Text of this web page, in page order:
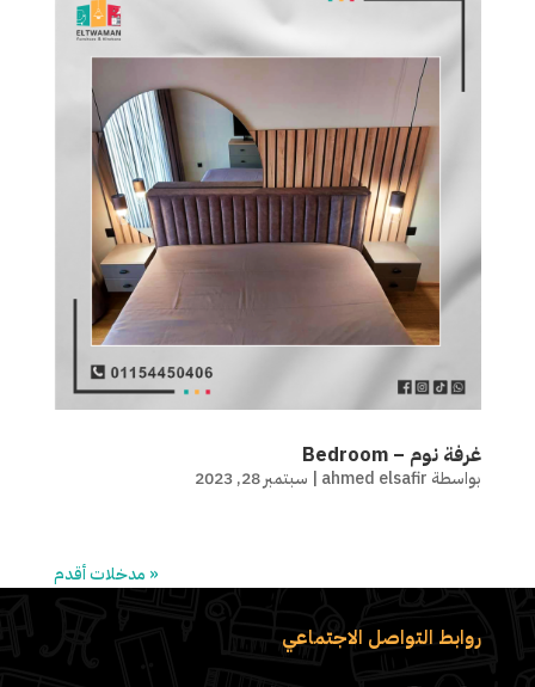
غرفة نوم – Bedroom
بواسطة ahmed elsafir
| سبتمبر 28, 2023
« مدخلات أقدم
روابط التواصل الاجتماعي